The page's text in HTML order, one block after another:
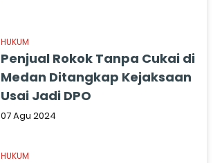
HUKUM
Penjual Rokok Tanpa Cukai di
Medan Ditangkap Kejaksaan
Usai Jadi DPO
07 Agu 2024
HUKUM